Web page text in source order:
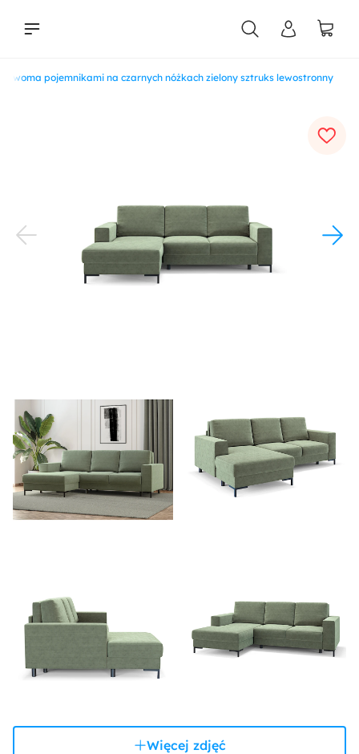
dwoma pojemnikami na czarnych nóżkach zielony sztruks lewostronny
Więcej zdjęć